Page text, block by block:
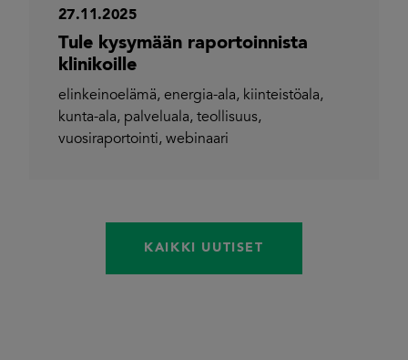
27.11.2025
Tule kysymään raportoinnista
klinikoille
elinkeinoelämä, energia-ala, kiinteistöala,
kunta-ala, palveluala, teollisuus,
vuosiraportointi, webinaari
KAIKKI UUTISET